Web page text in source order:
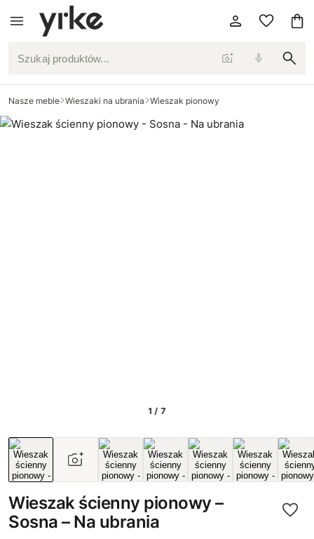
Szukaj produktów...
Nasze meble Wieszaki na ubrania Wieszak pionowy
1 / 7
Wieszak ścienny pionowy –
Sosna – Na ubrania